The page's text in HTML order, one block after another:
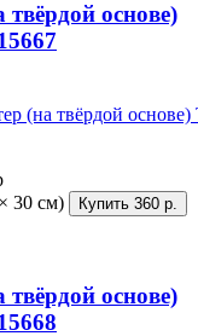
основе)
30 см)
Купить 360 р.
основе)